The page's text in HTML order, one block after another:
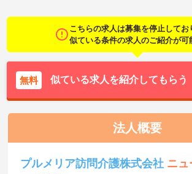
こちらの求人は募集を停止してお
似ている条件の求人のご紹介が可
無料 似ている求人を紹介してもらう
法人概要
プルメリア訪問介護株式会社 ニュ